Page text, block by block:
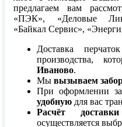
предлагаем вам
«ПЭК», «Деловые
«Байкал Сервис»,
Доставка
производства,
Иваново.
Мы вызываем
При оформлении
удобную для вас
Расчёт доставки
осуществляется